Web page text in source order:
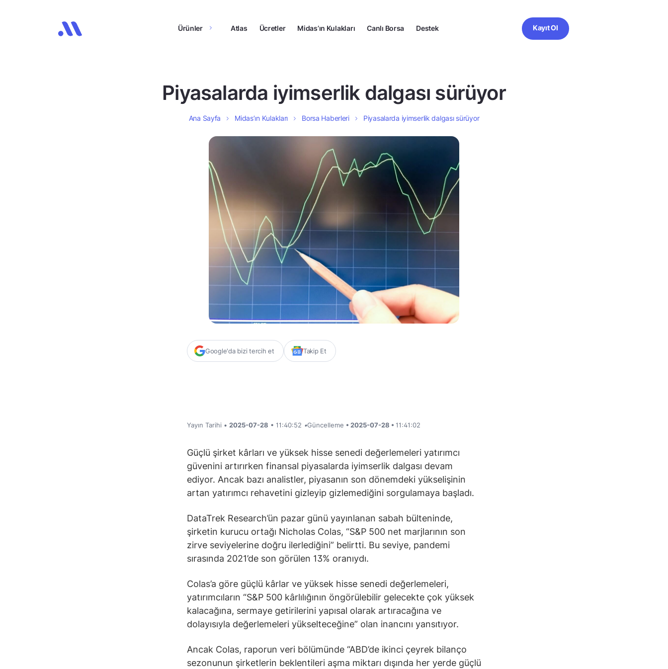
Ürünler Atlas Ücretler Midas’ın Kulakları Canlı Borsa Destek Kayıt Ol
Piyasalarda iyimserlik dalgası sürüyor
Ana Sayfa Midas’ın Kulakları Borsa Haberleri Piyasalarda iyimserlik dalgası sürüyor
Google'da bizi tercih et Takip Et
Yayın Tarihi • 2025-07-28 • 11:40:52 •Güncelleme • 2025-07-28 • 11:41:02
Güçlü şirket kârları ve yüksek hisse senedi değerlemeleri yatırımcı
güvenini artırırken finansal piyasalarda iyimserlik dalgası devam
ediyor. Ancak bazı analistler, piyasanın son dönemdeki yükselişinin
artan yatırımcı rehavetini gizleyip gizlemediğini sorgulamaya başladı.
DataTrek Research’ün pazar günü yayınlanan sabah bülteninde,
şirketin kurucu ortağı Nicholas Colas, “S&P 500 net marjlarının son
zirve seviyelerine doğru ilerlediğini” belirtti. Bu seviye, pandemi
sırasında 2021’de son görülen 13% oranıydı.
Colas’a göre güçlü kârlar ve yüksek hisse senedi değerlemeleri,
yatırımcıların “S&P 500 kârlılığının öngörülebilir gelecekte çok yüksek
kalacağına, sermaye getirilerini yapısal olarak artıracağına ve
dolayısıyla değerlemeleri yükselteceğine” olan inancını yansıtıyor.
Ancak Colas, raporun veri bölümünde “ABD’de ikinci çeyrek bilanço
sezonunun şirketlerin beklentileri aşma miktarı dışında her yerde güçlü